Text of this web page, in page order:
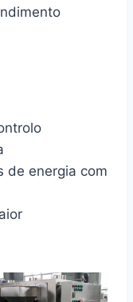
de energia com